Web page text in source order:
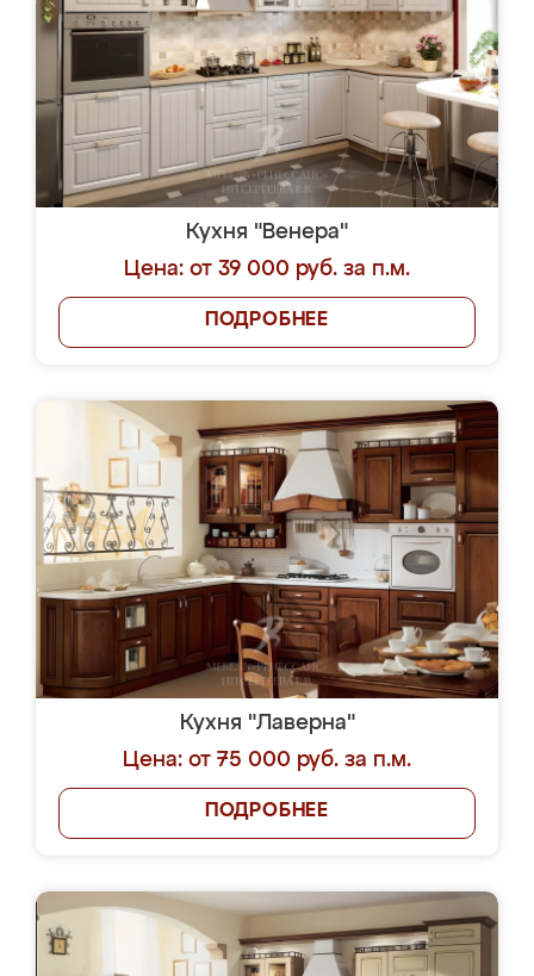
Кухня "Венера"
Цена: от 39 000 руб. за п.м.
ПОДРОБНЕЕ
Кухня "Лаверна"
Цена: от 75 000 руб. за п.м.
ПОДРОБНЕЕ